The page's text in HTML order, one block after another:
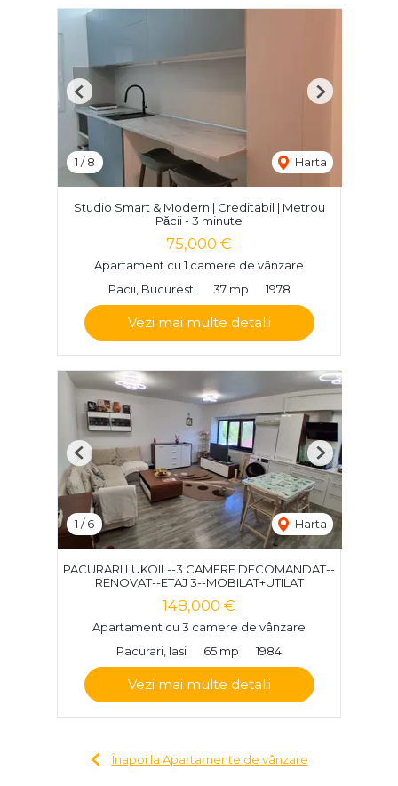
1 /8 Harta
Previous Next
Studio Smart & Modern | Creditabil | Metrou
Păcii - 3 minute
75,000 €
Apartament cu 1 camere de vânzare
Pacii, Bucuresti
37 mp 1978
Vezi mai multe detalii
1 /6 Harta
Previous Next
PACURARI LUKOIL--3 CAMERE DECOMANDAT--
RENOVAT--ETAJ 3--MOBILAT+UTILAT
148,000 €
Apartament cu 3 camere de vânzare
Pacurari, Iasi
65 mp 1984
Vezi mai multe detalii
Înapoi la Apartamente de vânzare